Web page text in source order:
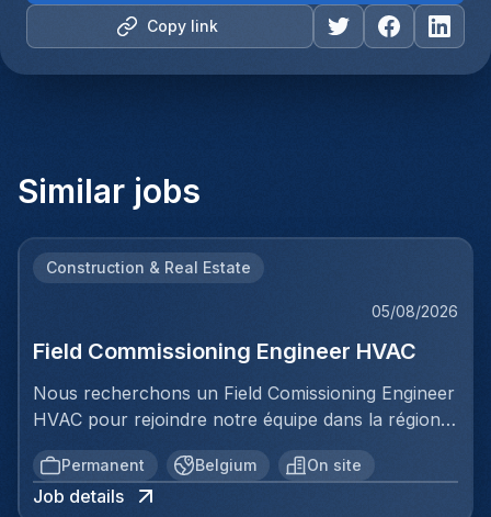
Copy link
Similar jobs
Construction & Real Estate
05/08/2026
Field Commissioning Engineer HVAC
Nous recherchons un Field Comissioning Engineer
HVAC pour rejoindre notre équipe dans la région
de Bruxelles. Dans ce rôle, vous fournirez une
assistance technique sur site lors de la mise en
service et du démarrage des installations HVAC
Permanent Belgium On site
Job details